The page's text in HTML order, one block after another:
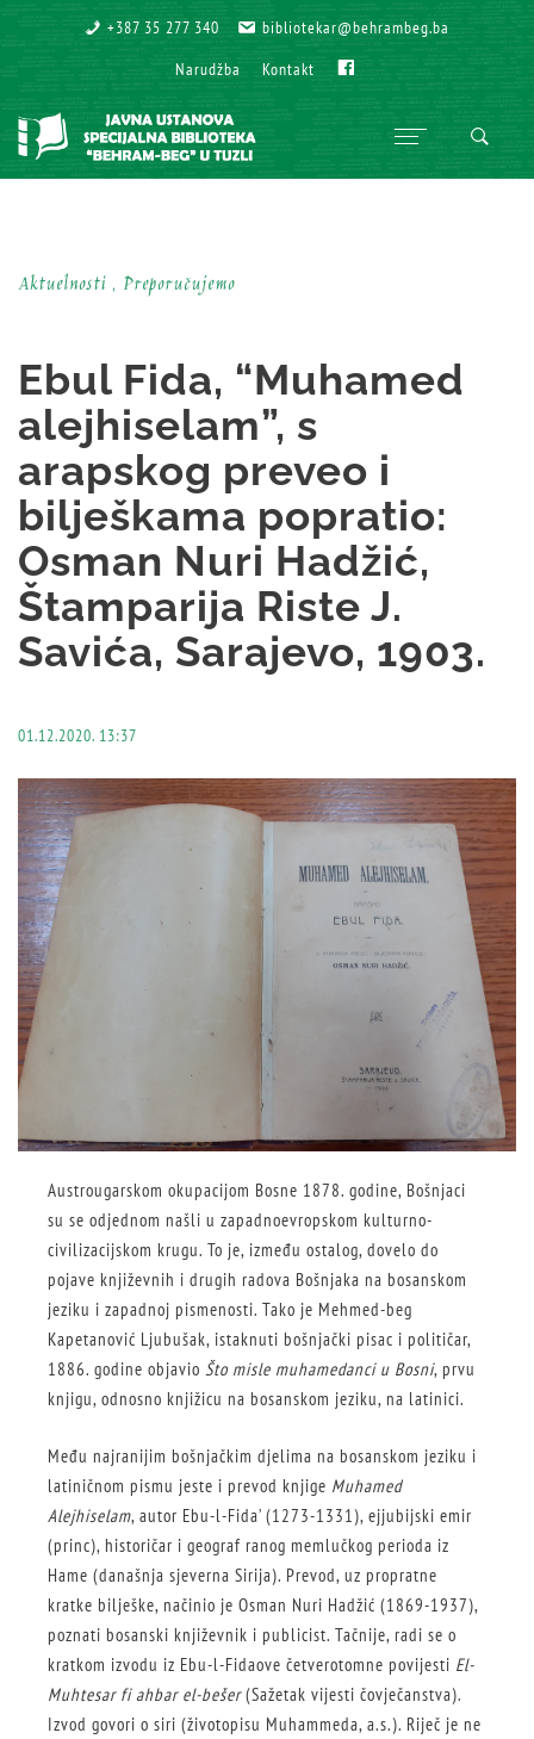
+387 35 277 340
+387 35 277 340 bibliotekar@behrambeg.ba
bibliotekar@behrambeg.ba
Narudžba
Narudžba Kontakt
Kontakt
Aktuelnosti , Preporučujemo
Ebul Fida, “Muhamed
alejhiselam”, s
arapskog preveo i
bilješkama popratio:
Osman Nuri Hadžić,
Štamparija Riste J.
Savića, Sarajevo, 1903.
01.12.2020. 13:37
Austrougarskom okupacijom Bosne 1878. godine, Bošnjaci
su se odjednom našli u zapadnoevropskom kulturno-
civilizacijskom krugu. To je, između ostalog, dovelo do
pojave književnih i drugih radova Bošnjaka na bosanskom
jeziku i zapadnoj pismenosti. Tako je Mehmed-beg
Kapetanović Ljubušak, istaknuti bošnjački pisac i političar,
1886. godine objavio Što misle muhamedanci u Bosni, prvu
knjigu, odnosno knjižicu na bosanskom jeziku, na latinici.
Među najranijim bošnjačkim djelima na bosanskom jeziku i
latiničnom pismu jeste i prevod knjige Muhamed
Alejhiselam, autor Ebu-l-Fida’ (1273-1331), ejjubijski emir
(princ), historičar i geograf ranog memlučkog perioda iz
Hame (današnja sjeverna Sirija). Prevod, uz propratne
kratke bilješke, načinio je Osman Nuri Hadžić (1869-1937),
poznati bosanski književnik i publicist. Tačnije, radi se o
kratkom izvodu iz Ebu-l-Fidaove četverotomne povijesti El-
Muhtesar fi ahbar el-bešer(Sažetak vijesti čovječanstva).
Izvod govori o siri (životopisu Muhammeda, a.s.). Riječ je ne